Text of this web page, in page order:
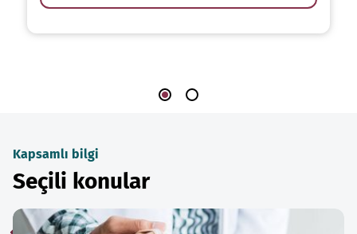
Kapsamlı bilgi
Seçili konular